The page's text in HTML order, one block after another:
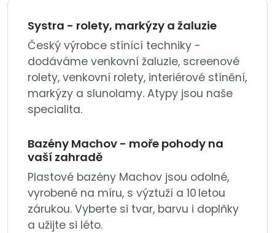
Systra - rolety, markýzy a žaluzie
Český výrobce stínící techniky -
dodáváme venkovní žaluzie, screenové
rolety, venkovní rolety, interiérové stínění,
markýzy a slunolamy. Atypy jsou naše
specialita.
Bazény Machov - moře pohody na
vaší zahradě
Plastové bazény Machov jsou odolné,
vyrobené na míru, s výztuží a 10 letou
zárukou. Vyberte si tvar, barvu i doplňky
a užijte si léto.